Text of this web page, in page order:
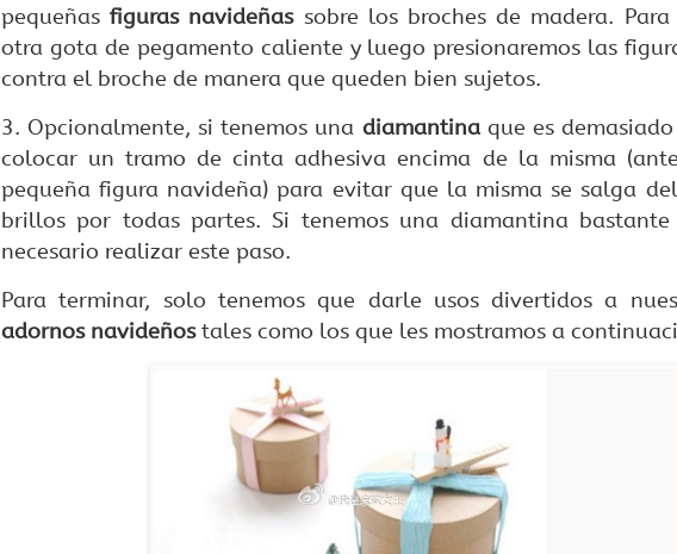
pequeñas figuras navideñassobre los broches de madera. Para
otra gota de pegamento caliente y luego presionaremos las
contra el broche de manera que queden bien sujetos.
3. Opcionalmente, si tenemos una diamantinaque es
colocar un tramo de cinta adhesiva encima de la misma
pequeña figura navideña) para evitar que la misma se salga
brillos por todas partes. Si tenemos una diamantina bastante
necesario realizar este paso.
Para terminar, solo tenemos que darle usos divertidos a
adornos navideñostales como los que les mostramos a